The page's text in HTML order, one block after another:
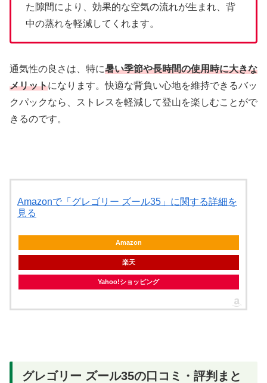
た隙間により、効果的な空気の流れが生まれ、背
中の蒸れを軽減してくれます。
通気性の良さは、特に暑い季節や長時間の使用時に大きな
メリットになります。快適な背負い心地を維持できるバッ
クパックなら、ストレスを軽減して登山を楽しむことがで
きるのです。
Amazonで「グレゴリー ズール35」に関する詳細を
見る
Amazon
楽天
Yahoo!ショッピング
グレゴリー ズール35の口コミ・評判まと